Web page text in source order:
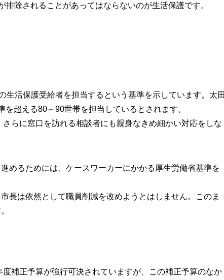
除されることがあってはならないのが生活保護です。
生活保護受給者を担当するという基準を示しています。太
超える80～90世帯を担当しているとされます。
らに窓口を訪れる相談者にも親身なきめ細かい対応をしな
めるためには、ケースワーカーにかかる厚生労働省基準を
長は依然として職員削減を改めようとはしません。このま
補正予算が強行可決されていますが、この補正予算のなか